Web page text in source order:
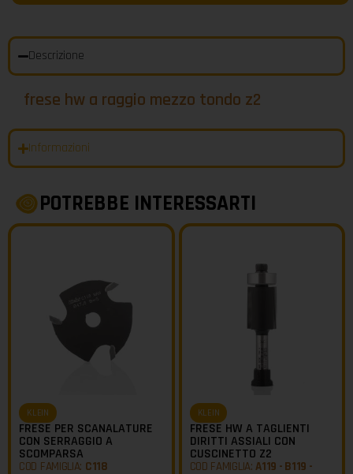
Descrizione
frese hw a raggio mezzo tondo z2
Informazioni
POTREBBE INTERESSARTI
KLEIN
FRESE PER SCANALATURE
CON SERRAGGIO A
SCOMPARSA
COD FAMIGLIA: C118
KLEIN
FRESE HW A TAGLIENTI
DIRITTI ASSIALI CON
CUSCINETTO Z2
COD FAMIGLIA:A119 - B119 -